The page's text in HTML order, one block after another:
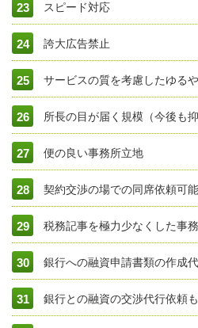
スピード対応
誇大広告禁止
サービスの質を考慮したゆる
所長の目が届く規模（今後も抑
便の良い事務所立地
契約交渉の場での同席依頼可能
税務記事を極力少なくした事
銀行への融資申請書類の作成
銀行との融資の交渉代行依頼